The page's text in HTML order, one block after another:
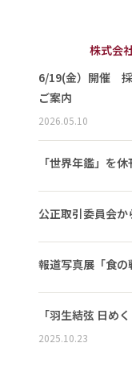
株式会
6/19(金）開催 採
ご案内
2026.05.10
「世界年鑑」を
公正取引委員会
報道写真展「食
「羽生結弦 日め
2025.10.23